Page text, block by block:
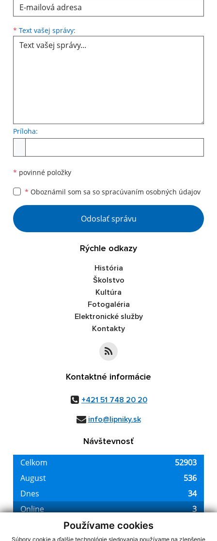
Používame cookies
Súbory cookie a ďalšie technológie sledovania používame na zlepšenie
* Text vašej správy:
Príloha:
* povinné položky
* Oboznámil som sa so spracúvaním osobných údajov
Google reCaptcha Response
Odoslať správu
Rýchle odkazy
História
Školstvo
Kultúra
Fotogaléria
Elektronické služby
Kontakty
Kontaktné informácie
+421 51 748 20 20
info@lipniky.sk
Návštevnosť